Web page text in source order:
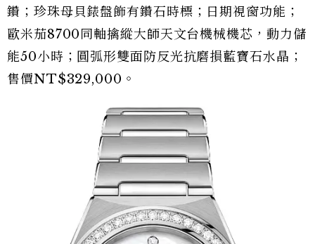
鑽；珍珠母貝錶盤飾有鑽石時標；日期視窗功能；
歐米茄8700同軸擒縱大師天文台機械機芯，動力儲
能50小時；圓弧形雙面防反光抗磨損藍寶石水晶；
售價NT$329,000。